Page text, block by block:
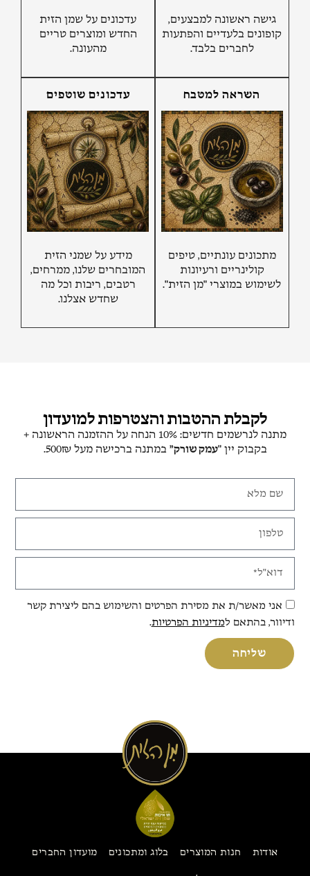
גישה ראשונה למבצעים,
קופונים בלעדיים והפתעות
לחברים בלבד.
עדכונים על שמן הזית
החדש ומוצרים טריים
מהעונה.
השראה למטבח
מתכונים עונתיים, טיפים
קולינריים ורעיונות
לשימוש במוצרי "מן הזית".
עדכונים שוטפים
מידע על שמני הזית
המובחרים שלנו, ממרחים,
רטבים, ריבות וכל מה
שחדש אצלנו.
לקבלת ההטבות והצטרפות למועדון
מתנה לנרשמים חדשים: 10% הנחה על ההזמנה הראשונה +
בקבוק יין "עמק שורק” במתנה ברכישה מעל 500₪.
אני מאשר/ת את מסירת הפרטים והשימוש בהם ליצירת קשר
ודיוור, בהתאם למדיניות הפרטיות.
שליחה
אודות חנות המוצרים בלוג ומתכונים
מועדון החברים